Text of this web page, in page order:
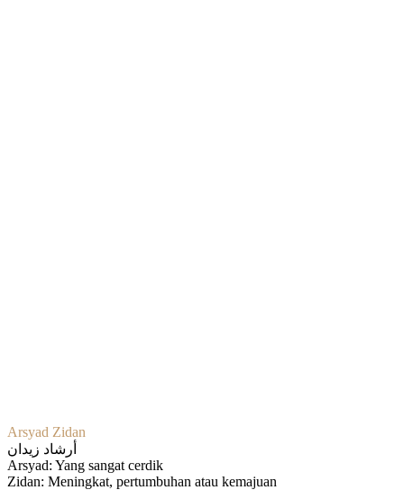
Arsyad Zidan
أرشاد زيدان
Arsyad: Yang sangat cerdik
Zidan: Meningkat, pertumbuhan atau kemajuan